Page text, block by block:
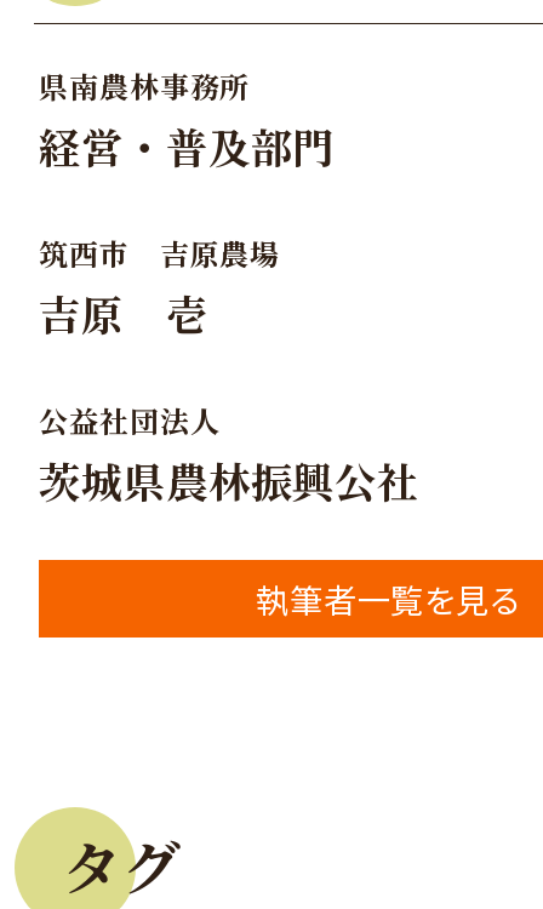
県南農林事務所
経営・普及部門
筑西市 吉原農場
吉原 壱
公益社団法人
茨城県農林振興公社
執筆者一覧を見る
タグ